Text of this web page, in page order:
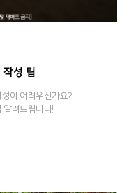
작성 팁
이 어려우신가요?
알려드립니다!